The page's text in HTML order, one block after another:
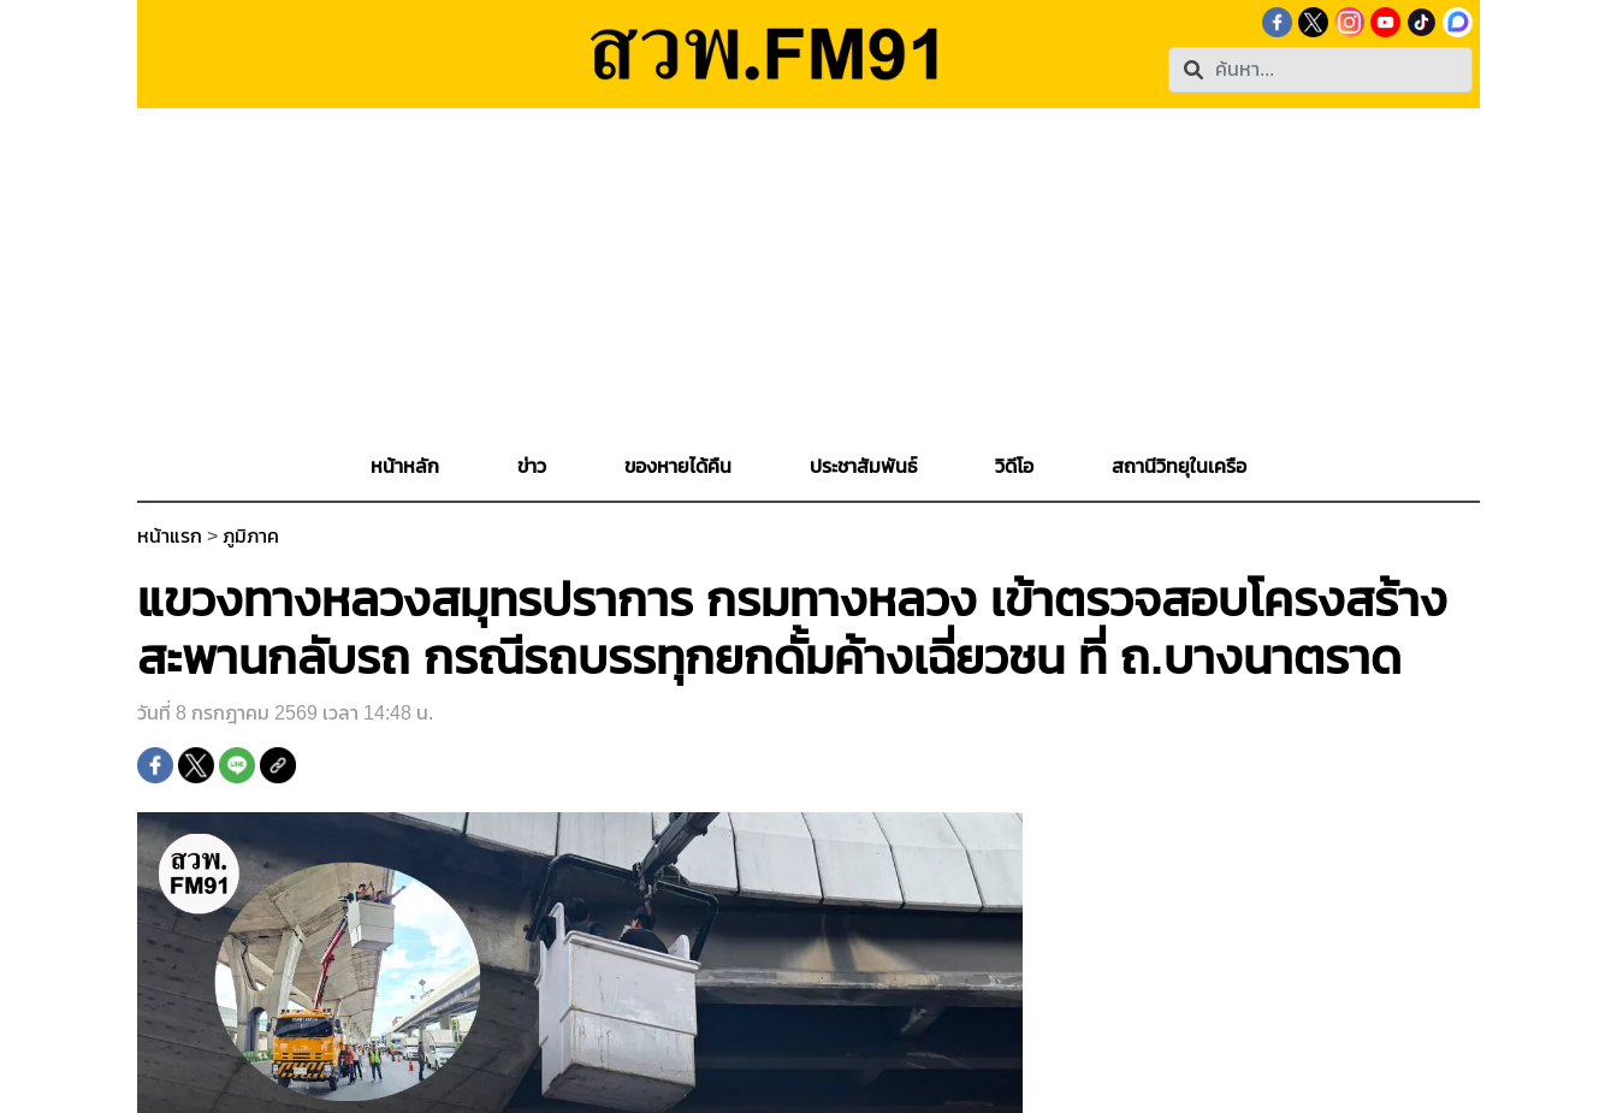
หน้าหลัก ข่าว ของหายได้คืน ประชาสัมพันธ์ วิดีโอ สถานีวิทยุในเครือ
หน้าแรก > ภูมิภาค
แขวงทางหลวงสมุทรปราการ กรมทางหลวง เข้าตรวจสอบโครงสร้าง
สะพานกลับรถ กรณีรถบรรทุกยกดั้มค้างเฉี่ยวชน ที่ ถ.บางนาตราด
วันที่ 8 กรกฎาคม 2569 เวลา 14:48 น.